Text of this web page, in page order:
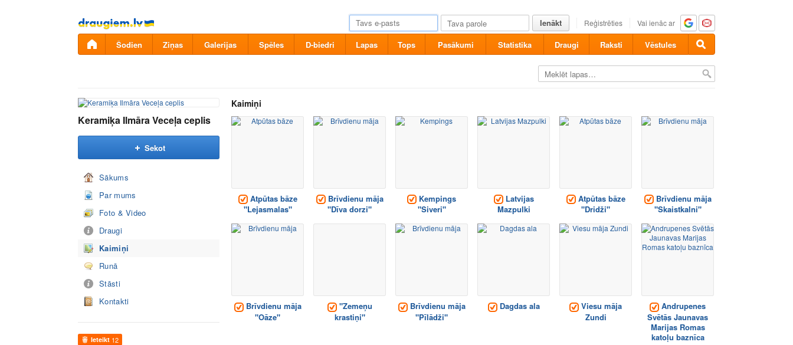
Pāriet
uz
saturu
Ienākt Reģistrēties Vai ienāc ar
Šodien Ziņas Galerijas Spēles D-biedri Lapas Tops Pasākumi Statistika Draugi Raksti Vēstules
Keramiķa Ilmāra Veceļa ceplis
Sekot
Sākums
Par mums
Foto & Video
Draugi
Kaimiņi
Runā
Stāsti
Kontakti
Ieteikt 12
Kaimiņi
Atpūtas bāze
"Lejasmalas"
Brīvdienu māja
"Dīva dorzi"
Kempings
"Siveri"
Latvijas
Mazpulki
Atpūtas bāze
"Dridži"
Brīvdienu māja
"Skaistkalni"
Brīvdienu māja
"Oāze"
"Zemeņu
krastiņi"
Brīvdienu māja
"Pīlādži"
Dagdas ala
Viesu māja
Zundi
Andrupenes
Svētās Jaunavas
Marijas Romas
katoļu baznīca